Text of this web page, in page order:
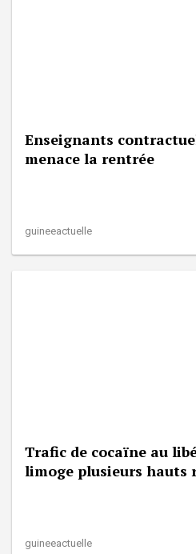
Enseignants
menace la rentrée
guineeactuelle
Trafic de cocaïne au
limoge plusieurs hauts
guineeactuelle